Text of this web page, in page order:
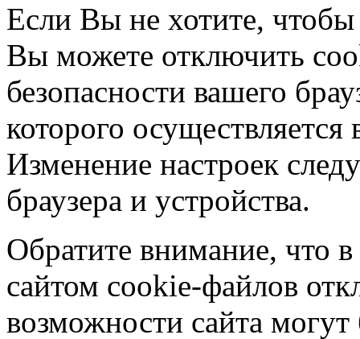
Если Вы не хотите,
Вы можете отключить
безопасности вашего
которого
Изменение настроек
браузера и устройства.
Обратите внимание, что в
сайтом cookie-файлов
возможности сайта